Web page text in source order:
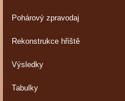
Pohárový zpravodaj
Rekonstrukce hřiště
Výsledky
Tabulky